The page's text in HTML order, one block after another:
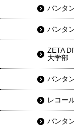
バンタ
バンタ
ZETA
大学部
バンタ
レコー
バンタ